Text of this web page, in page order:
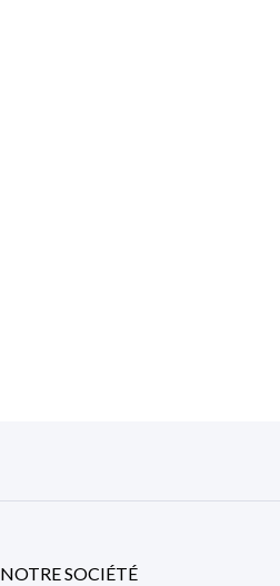
NOTRE SOCIÉTÉ